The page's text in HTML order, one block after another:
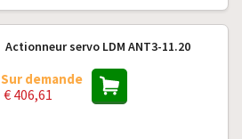
Actionneur servo LDM ANT3-11.20
Sur demande
€ 406,61